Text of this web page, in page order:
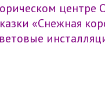
центре
«Снежная